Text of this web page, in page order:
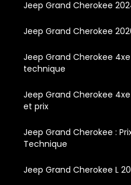
Jeep Grand Cherokee
Jeep Grand Cherokee
Jeep Grand Cherokee
technique
Jeep Grand Cherokee
et prix
Jeep Grand Cherokee :
Technique
Jeep Grand Cherokee L